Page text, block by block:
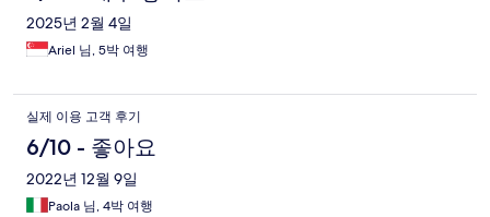
2025년 2월 4일
Ariel 님, 5박 여행
실제 이용 고객 후기
6/10 - 좋아요
2022년 12월 9일
Paola 님, 4박 여행